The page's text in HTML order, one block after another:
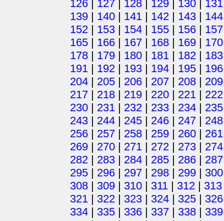
126 | 127 | 128 | 129 | 130 | 131
139 | 140 | 141 | 142 | 143 | 144
152 | 153 | 154 | 155 | 156 | 157
165 | 166 | 167 | 168 | 169 | 170
178 | 179 | 180 | 181 | 182 | 183
191 | 192 | 193 | 194 | 195 | 196
204 | 205 | 206 | 207 | 208 | 209
217 | 218 | 219 | 220 | 221 | 222
230 | 231 | 232 | 233 | 234 | 235
243 | 244 | 245 | 246 | 247 | 248
256 | 257 | 258 | 259 | 260 | 261
269 | 270 | 271 | 272 | 273 | 274
282 | 283 | 284 | 285 | 286 | 287
295 | 296 | 297 | 298 | 299 | 300
308 | 309 | 310 | 311 | 312 | 313
321 | 322 | 323 | 324 | 325 | 326
334 | 335 | 336 | 337 | 338 | 339